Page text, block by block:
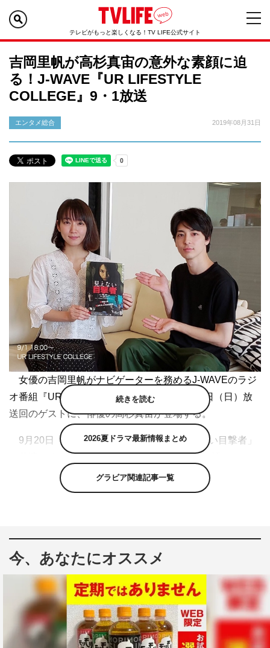
テレビがもっと楽しくなる！TV LIFE公式サイト
吉岡里帆が高杉真宙の意外な素顔に迫
る！J-WAVE『UR LIFESTYLE
COLLEGE』9・1放送
エンタメ総合 2019年08月31日
女優の吉岡里帆がナビゲーターを務めるJ-WAVEのラジ
オ番組『UR LIFESTYLE COLLEGE』の9月1日（日）放
送回のゲストに、俳優の高杉真宙が登場する。
9月20日（金）公開のスリラー映画「見えない目撃者」
で共演する二人。番組では、映画の撮影秘話を語るほか、
高杉の意外な素顔に吉岡が迫る。
ナビゲーター：吉岡里帆
番組ページ： http://www.j-wave.co.jp/original/lscollege/
続きを読む
2026夏ドラマ最新情報まとめ
グラビア関連記事一覧
今、あなたにオススメ